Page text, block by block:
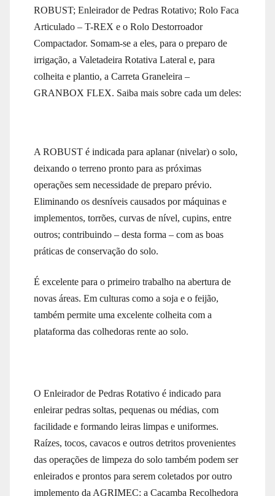
ROBUST; Enleirador de Pedras Rotativo; Rolo Faca
Articulado – T-REX e o Rolo Destorroador
Compactador. Somam-se a eles, para o preparo de
irrigação, a Valetadeira Rotativa Lateral e, para
colheita e plantio, a Carreta Graneleira –
GRANBOX FLEX. Saiba mais sobre cada um deles:
A ROBUST é indicada para aplanar (nivelar) o solo,
deixando o terreno pronto para as próximas
operações sem necessidade de preparo prévio.
Eliminando os desníveis causados por máquinas e
implementos, torrões, curvas de nível, cupins, entre
outros; contribuindo – desta forma – com as boas
práticas de conservação do solo.
É excelente para o primeiro trabalho na abertura de
novas áreas. Em culturas como a soja e o feijão,
também permite uma excelente colheita com a
plataforma das colhedoras rente ao solo.
O Enleirador de Pedras Rotativo é indicado para
enleirar pedras soltas, pequenas ou médias, com
facilidade e formando leiras limpas e uniformes.
Raízes, tocos, cavacos e outros detritos provenientes
das operações de limpeza do solo também podem ser
enleirados e prontos para serem coletados por outro
implemento da AGRIMEC: a Caçamba Recolhedora